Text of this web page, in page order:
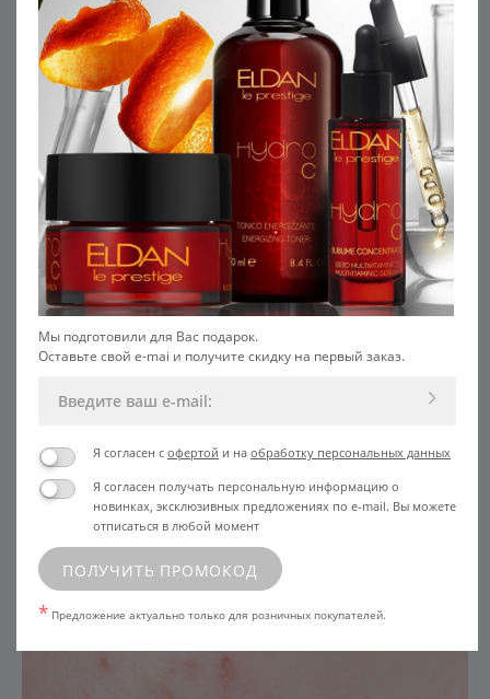
Мы подготовили для Вас подарок.
Оставьте свой e-mai и получите скидку на первый заказ.
Я согласен с офертой и на обработку персональных данных
Я согласен получать персональную информацию о
новинках, эксклюзивных предложениях по e-mail. Вы можете
отписаться в любой момент
ПОЛУЧИТЬ ПРОМОКОД
* Предложение актуально только для розничных покупателей.